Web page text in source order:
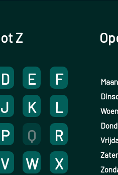
Z
D E
F
J K
L
P Q
R
V W
X